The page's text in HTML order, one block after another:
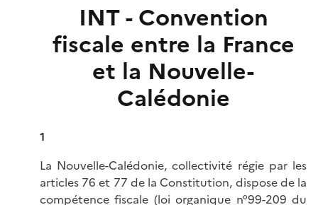
INT - Convention
fiscale entre la France
et la Nouvelle-
Calédonie
1
La Nouvelle-Calédonie, collectivité régie par les
articles 76 et 77 de la Constitution, dispose de la
compétence fiscale (loi organique n°99-209 du